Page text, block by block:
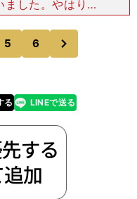
した。やはりご
いう思いが強いの
り練習、大事だ
5 6
る
line LINEで送る